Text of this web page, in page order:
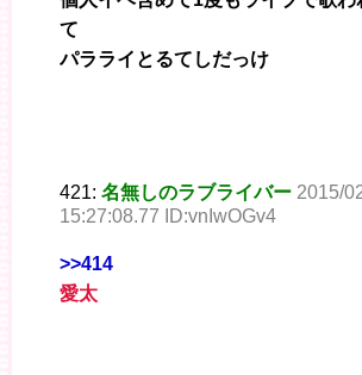
て
パラライとるてしだっけ
421: 名無しのラブライバー 2015/
15:27:08.77 ID:vnIwOGv4
>>414
愛太